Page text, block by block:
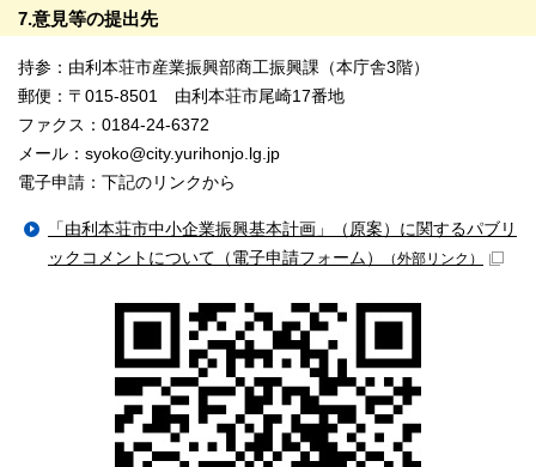
7.意見等の提出先
持参：由利本荘市産業振興部商工振興課（本庁舎3階）
郵便：〒015-8501 由利本荘市尾崎17番地
ファクス：0184-24-6372
メール：syoko@city.yurihonjo.lg.jp
電子申請：下記のリンクから
「由利本荘市中小企業振興基本計画」（原案）に関するパブリ
ックコメントについて（電子申請フォーム）
（外部リンク）